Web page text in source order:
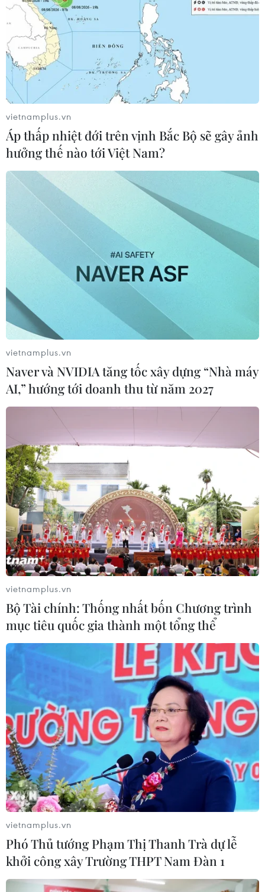
Mỹ sẵn sàng cấm TikTok nếu không đạt
thỏa thuận chuyển nhượng
Theo quan chức Mỹ, nhiều khía cạnh kỹ thuật của việc
chuyển nhượng đã được giải quyết, song phía Trung
Quốc gắn thỏa thuận với những yêu cầu khác liên quan
thuế quan và hạn chế công nghệ của Mỹ.
1/3 dân số châu Âu đang sử dụng TikTok
06/09/2025 10:21
TikTok cho biết có hơn 200 triệu người dùng hàng tháng
tại châu Âu, tương đương khoảng 1/3 dân số châu lục,
cho thấy sự tăng trưởng nhanh chóng của ứng dụng
này.
vietnamplus.vn
Áp thấp nhiệt đới trên vịnh Bắc Bộ sẽ gây ảnh
hưởng thế nào tới Việt Nam?
vietnamplus.vn
Naver và NVIDIA tăng tốc xây dựng “Nhà máy
AI,” hướng tới doanh thu từ năm 2027
vietnamplus.vn
Bộ Tài chính: Thống nhất bốn Chương trình
mục tiêu quốc gia thành một tổng thể
vietnamplus.vn
Phó Thủ tướng Phạm Thị Thanh Trà dự lễ
khởi công xây Trường THPT Nam Đàn 1